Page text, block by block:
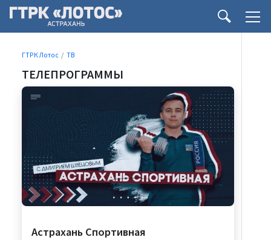
ГТРК Лотос ТВ
ТЕЛЕПРОГРАММЫ
Астрахань Спортивная